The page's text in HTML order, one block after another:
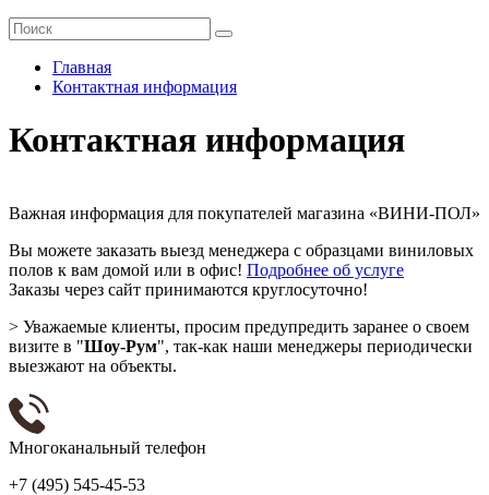
Главная
Контактная информация
Контактная информация
Важная информация для покупателей магазина «ВИНИ-ПОЛ»
Вы можете заказать выезд менеджера с образцами виниловых
полов к вам домой или в офис! Подробнее об услуге
Заказы через сайт принимаются круглосуточно!
> Уважаемые клиенты, просим предупредить заранее о своем
визите в "Шоу-Рум", так-как наши менеджеры периодически
выезжают на объекты.
Многоканальный телефон
+7 (495) 545-45-53